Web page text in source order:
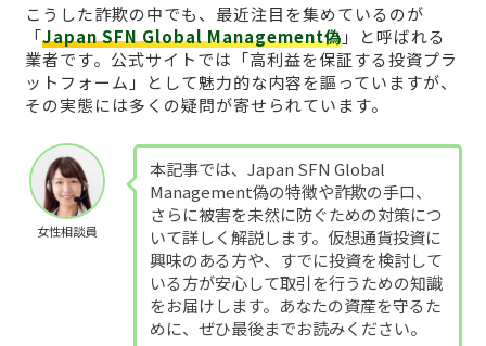
こうした詐欺の中でも、最近注目を集めているのが
「Japan SFN Global Management偽」と呼ばれる
業者です。公式サイトでは「高利益を保証する投資プラ
ットフォーム」として魅力的な内容を謳っていますが、
その実態には多くの疑問が寄せられています。
女性相談員
本記事では、Japan SFN Global
Management偽の特徴や詐欺の手口、
さらに被害を未然に防ぐための対策につ
いて詳しく解説します。仮想通貨投資に
興味のある方や、すでに投資を検討して
いる方が安心して取引を行うための知識
をお届けします。あなたの資産を守るた
めに、ぜひ最後までお読みください。